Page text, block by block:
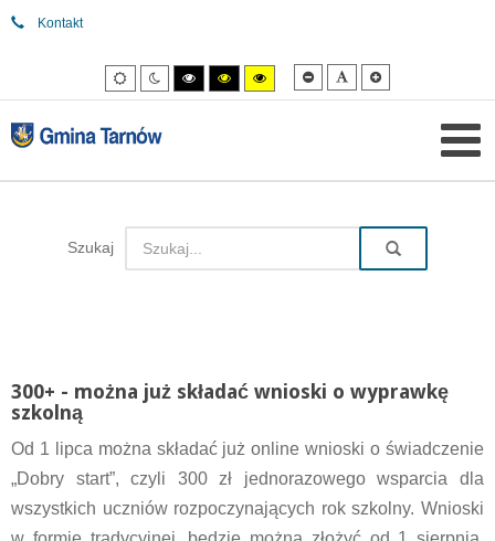
Kontakt
Tryb
domyślny
Tryb
nocny
Tryb
wysokiego
kontrastu
Tryb
wysokiego
kontrastu
Tryb
wysokiego
kontrastu
Mniejsza
czcionka
Domyślna
czcionka
Szukaj
300+ - można już składać wnioski o wyprawkę
szkolną
Od 1 lipca można składać już online wnioski o świadczenie
„Dobry start”, czyli 300 zł jednorazowego wsparcia dla
wszystkich uczniów rozpoczynających rok szkolny. Wnioski